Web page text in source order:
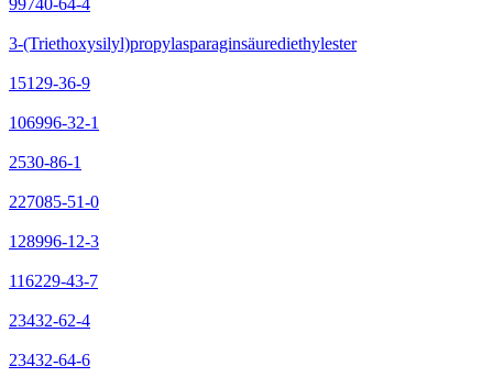
3-(Triethoxysilyl)propylasparaginsäurediethylester
15129-36-9
106996-32-1
2530-86-1
227085-51-0
128996-12-3
116229-43-7
23432-62-4
23432-64-6